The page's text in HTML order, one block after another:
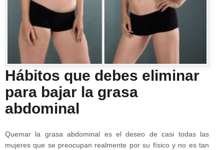
Hábitos que debes eliminar
para bajar la grasa
abdominal
Quemar la grasa abdominal es el deseo de casi todas las
mujeres que se preocupan realmente por su físico y no es tan